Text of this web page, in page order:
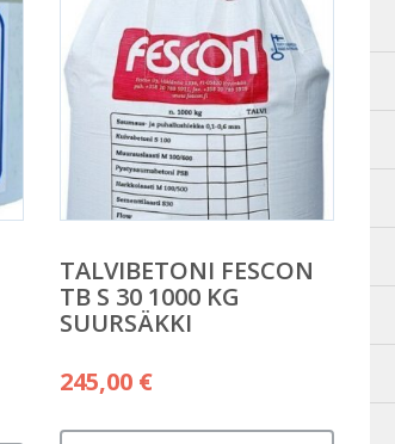
TALVIBETONI FESCON
TB S 30 1000 KG
SUURSÄKKI
245,00 €